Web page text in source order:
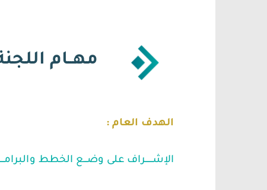
مهــام
الهدف العام :
الإشــــــراف على وضـــع الخطط